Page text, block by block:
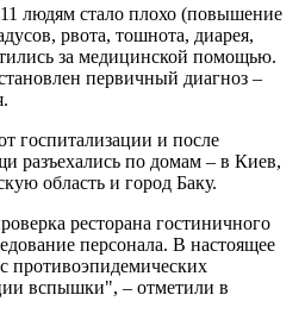
людям стало плохо (повышение
рвота, тошнота, диарея,
за медицинской помощью.
первичный диагноз –
госпитализации и после
разъехались по домам – в Киев,
область и город Баку.
ресторана гостиничного
персонала. В настоящее
противоэпидемических
вспышки", – отметили в